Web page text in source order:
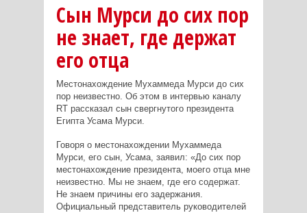
Сын Мурси до сих пор
не знает, где держат
его отца
Местонахождение Мухаммеда Мурси до сих
пор неизвестно. Об этом в интервью каналу
RT рассказал сын свергнутого президента
Египта Усама Мурси.
Говоря о местонахождении Мухаммеда
Мурси, его сын, Усама, заявил: «До сих пор
местонахождение президента, моего отца мне
неизвестно. Мы не знаем, где его содержат.
Не знаем причины его задержания.
Официальный представитель руководителей